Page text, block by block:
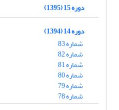
دوره 15 (1395)
دوره 14 (1394)
شماره 83
شماره 82
شماره 81
شماره 80
شماره 79
شماره 78